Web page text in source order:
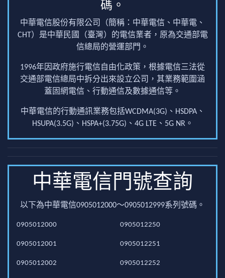
碼。
中華電信股份有限公司（簡稱：中華電信、中華電、
CHT）是中華民國（臺灣）的電信業者，原為交通部電
信總局的營運部門。
1996年因政府施行電信自由化政策，根據電信三法從
交通部電信總局中拆分出來設立公司，其業務範圍涵
蓋固網電信、行動通信及數據通信等。
中華電信的行動通訊業務包括WCDMA(3G)、HSDPA、
HSUPA(3.5G)、HSPA+(3.75G)、4G LTE、5G NR。
中華電信門號查詢
以下為中華電信0905012000～0905012999系列號碼。
0905012000
0905012001
0905012002
0905012250
0905012251
0905012252